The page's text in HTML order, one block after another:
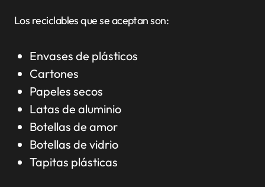
Los reciclables que se aceptan son:
Envases de plásticos
Cartones
Papeles secos
Latas de aluminio
Botellas de amor
Botellas de vidrio
Tapitas plásticas